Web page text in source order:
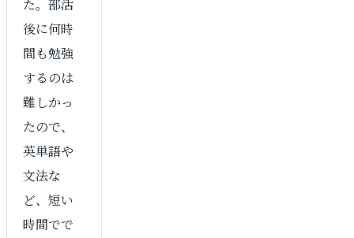
た。部活
後に何時
間も勉強
するのは
難しかっ
たので、
英単語や
文法な
ど、短い
時間でで